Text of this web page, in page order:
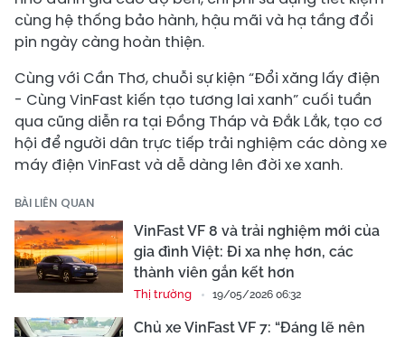
cùng hệ thống bảo hành, hậu mãi và hạ tầng đổi
pin ngày càng hoàn thiện.
Cùng với Cần Thơ, chuỗi sự kiện “Đổi xăng lấy điện
- Cùng VinFast kiến tạo tương lai xanh” cuối tuần
qua cũng diễn ra tại Đồng Tháp và Đắk Lắk, tạo cơ
hội để người dân trực tiếp trải nghiệm các dòng xe
máy điện VinFast và dễ dàng lên đời xe xanh.
BÀI LIÊN QUAN
VinFast VF 8 và trải nghiệm mới của
gia đình Việt: Đi xa nhẹ hơn, các
thành viên gắn kết hơn
Thị trường 19/05/2026 06:32
Chủ xe VinFast VF 7: “Đáng lẽ nên